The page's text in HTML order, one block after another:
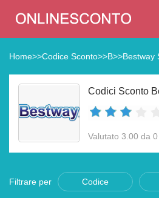
Home>>Codice Sconto>>B>>Bestway
Codici Sconto
Valutato 3.00 da
Filtrare per Codice